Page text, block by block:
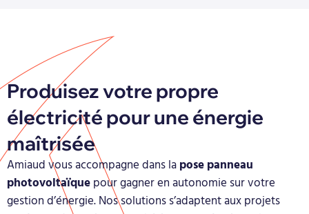
Produisez votre propre
électricité pour une énergie
maîtrisée
Amiaud vous accompagne dans lapose panneau
photovoltaïquepour gagner en autonomie sur votre
gestion d’énergie. Nos solutions s’adaptent aux projets